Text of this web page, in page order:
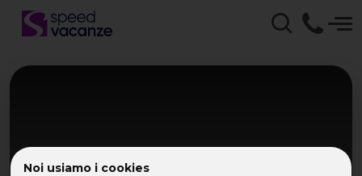
Noi usiamo i cookies